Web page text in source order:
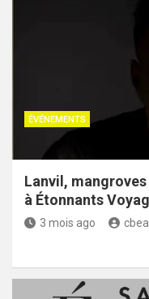
ÉVÉNEMENTS
Lanvil,
à Étonnants
3 mois ago